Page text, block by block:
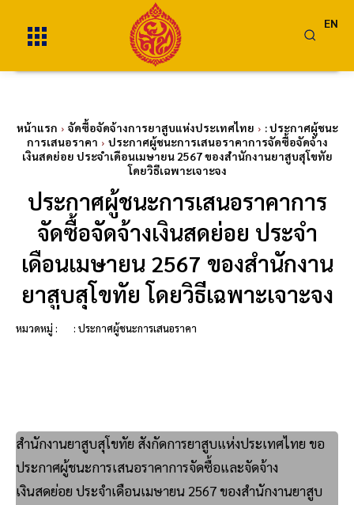
EN
หน้าแรก จัดซื้อจัดจ้างการยาสูบแห่งประเทศไทย
: ประกาศผู้ชนะ
การเสนอราคา
ประกาศผู้ชนะการเสนอราคาการจัดซื้อจัดจ้าง
เงินสดย่อย ประจำเดือนเมษายน 2567 ของสำนักงานยาสูบสุโขทัย
โดยวิธีเฉพาะเจาะจง
ประกาศผู้ชนะการเสนอราคาการ
จัดซื้อจัดจ้างเงินสดย่อย ประจำ
เดือนเมษายน 2567 ของสำนักงาน
ยาสูบสุโขทัย โดยวิธีเฉพาะเจาะจง
หมวดหมู่ : : ประกาศผู้ชนะการเสนอราคา
สำนักงานยาสูบสุโขทัย สังกัดการยาสูบแห่งประเทศไทย ขอ
ประกาศผู้ชนะการเสนอราคาการจัดซื้อและจัดจ้าง
เงินสดย่อย ประจำเดือนเมษายน 2567 ของสำนักงานยาสูบ